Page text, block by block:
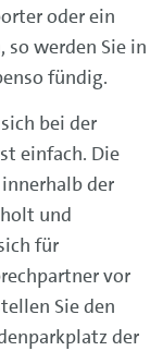
oder ein
werden Sie in
fündig.
bei der
einfach. Die
der
und
für
vor
Sie den
der